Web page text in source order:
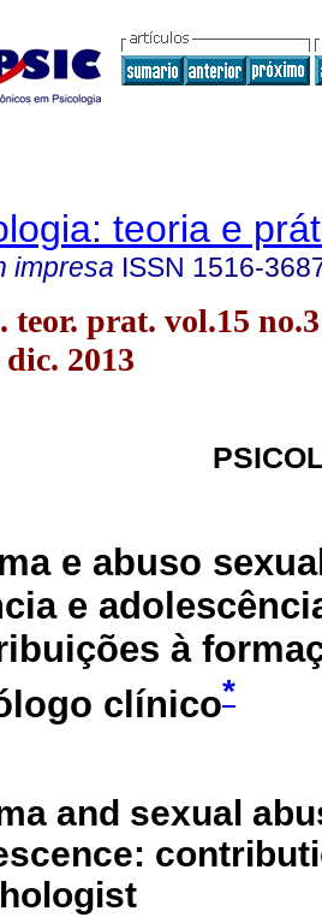
teoria e
impresa ISSN 1516-
teor. prat. vol.15
2013
e abuso
e
à
clínico*
and sexual